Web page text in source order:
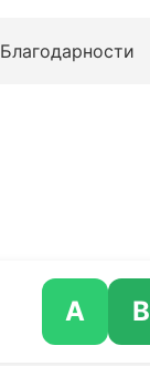
Благодарности
A B